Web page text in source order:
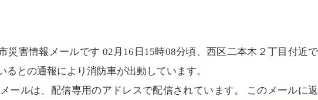
災害情報メールです 02月16日15時08分頃、西区二本木２丁目付近
るとの通報により消防車が出動しています。
ルは、配信専用のアドレスで配信されています。 このメールに